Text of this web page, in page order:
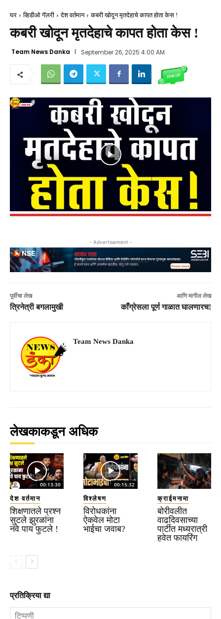
घर व्हिडीओ गॅलरी देश वर्तमान कबरी खोदून मृतदेहाचे कापत होता केस !
कबरी खोदून मृतदेहाचे कापत होता केस !
Team News Danka September 26, 2025 4:00 AM
- Advertisement -
पूर्वीचा लेख
त्रिनेत्री बगलामुखी
आणि मागील लेख
काँग्रेसला पूर्ण गाळात घालणारच!
Team News Danka
लेखकाकडून अधिक
00:13:30
देश वर्तमान
शिक्षणातले प्रश्न
सुटले झुरळांना
नवे पाय फुटले !
00:15:32
विश्लेषण
विरोधकांना
ऐकवेल मोटा
भाईचा जवाब?
क्राईमनामा
बोरीवलीत
वाढदिवसाच्या
पार्टीत मध्यरात्री
हवेत फायरिंग
प्रतिक्रिया द्या